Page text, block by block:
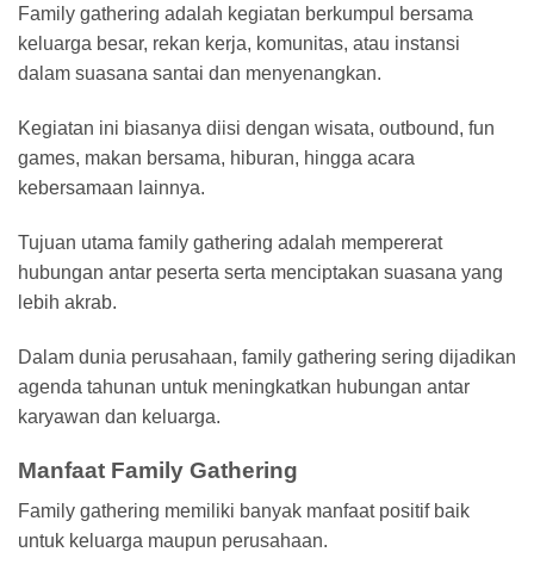
Family gathering adalah kegiatan berkumpul bersama
keluarga besar, rekan kerja, komunitas, atau instansi
dalam suasana santai dan menyenangkan.
Kegiatan ini biasanya diisi dengan wisata, outbound, fun
games, makan bersama, hiburan, hingga acara
kebersamaan lainnya.
Tujuan utama family gathering adalah mempererat
hubungan antar peserta serta menciptakan suasana yang
lebih akrab.
Dalam dunia perusahaan, family gathering sering dijadikan
agenda tahunan untuk meningkatkan hubungan antar
karyawan dan keluarga.
Manfaat Family Gathering
Family gathering memiliki banyak manfaat positif baik
untuk keluarga maupun perusahaan.